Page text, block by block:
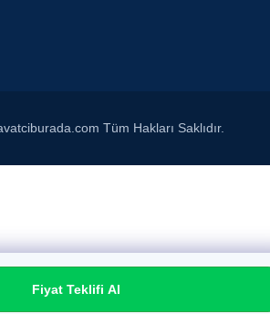
Fiyat Teklifi Al
Tüm Hakları Saklıdır.